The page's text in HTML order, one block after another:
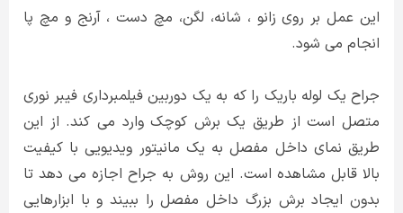
این عمل بر روی زانو ، شانه، لگن، مچ دست ، آرنج و مچ پا
انجام می شود.
جراح یک لوله باریک را که به یک دوربین فیلمبرداری فیبر نوری
متصل است از طریق یک برش کوچک وارد می کند. از این
طریق نمای داخل مفصل به یک مانیتور ویدیویی با کیفیت
بالا قابل مشاهده است. این روش به جراح اجازه می دهد تا
بدون ایجاد برش بزرگ داخل مفصل را ببیند و با ابزارهایی